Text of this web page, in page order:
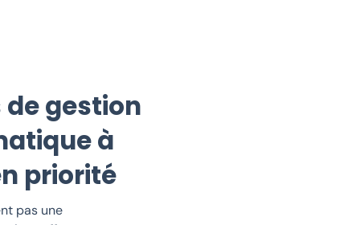
de gestion
à
priorité
pas une